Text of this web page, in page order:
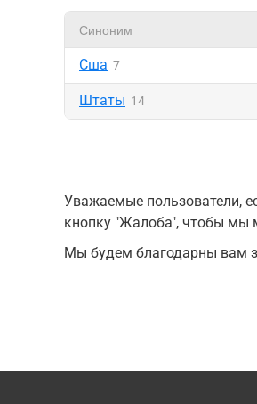
Синоним
Сша 7
Штаты 14
Уважаемые пользователи,
кнопку "Жалоба", чтобы мы
Мы будем благодарны вам